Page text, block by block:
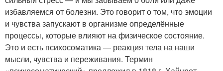
избавляемся от болезни. Это говорит о том, что эмоции
и чувства запускают в организме определённые
процессы, которые влияют на физическое состояние.
Это и есть психосоматика — реакция тела на наши
мысли, чувства и переживания. Термин